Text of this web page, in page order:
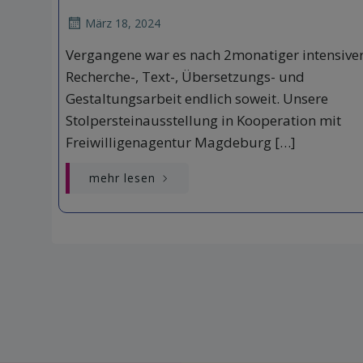
März 18, 2024
Vergangene war es nach 2monatiger
Recherche-, Text-, Übersetzungs- und
Gestaltungsarbeit endlich soweit. Unsere
Stolpersteinausstellung in Kooperation mit
Freiwilligenagentur Magdeburg […]
mehr lesen